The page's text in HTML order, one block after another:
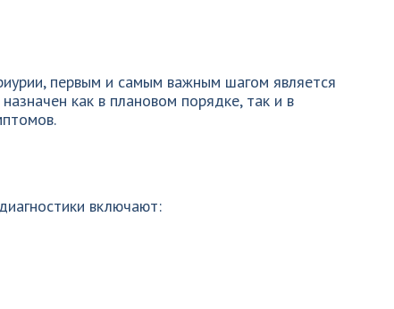
первым и самым важным шагом является
как в плановом порядке, так и в
включают: